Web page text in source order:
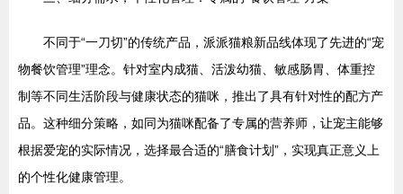
不同于“一刀切”的传统产品，派派猫粮新品线体现了先进的“宠
物餐饮管理”理念。针对室内成猫、活泼幼猫、敏感肠胃、体重控
制等不同生活阶段与健康状态的猫咪，推出了具有针对性的配方产
品。这种细分策略，如同为猫咪配备了专属的营养师，让宠主能够
根据爱宠的实际情况，选择最合适的“膳食计划”，实现真正意义上
的个性化健康管理。